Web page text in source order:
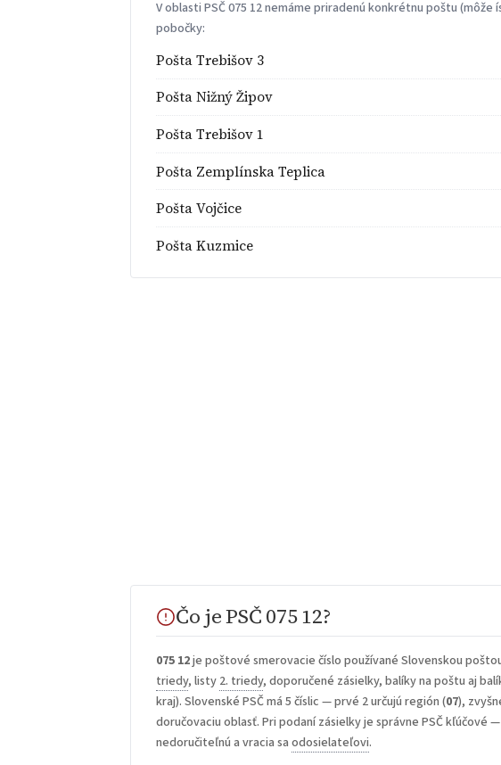
V oblasti PSČ 075 12 nemáme priradenú konkrétnu poštu (môže
pobočky:
Pošta Trebišov 3
Pošta Nižný Žipov
Pošta Trebišov 1
Pošta Zemplínska Teplica
Pošta Vojčice
Pošta Kuzmice
Čo je PSČ 075 12?
075 12je poštové smerovacie číslo používané Slovenskou
triedy, listy 2. triedy, doporučené zásielky, balíky na poštu aj
kraj). Slovenské PSČ má 5 číslic — prvé 2 určujú región (07),
doručovaciu oblasť. Pri podaní zásielky je správne PSČ kľúčové
nedoručiteľnú a vracia saodosielateľovi.